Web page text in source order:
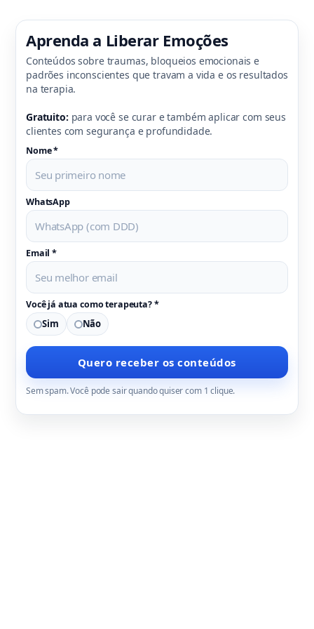
Aprenda a Liberar Emoções
Conteúdos sobre traumas, bloqueios emocionais e
padrões inconscientes que travam a vida e os resultados
na terapia.
Gratuito: para você se curar e também aplicar com seus
clientes com segurança e profundidade.
Nome *
WhatsApp
Email *
Você já atua como terapeuta? *
Sim Não
Quero receber os conteúdos
Sem spam. Você pode sair quando quiser com 1 clique.